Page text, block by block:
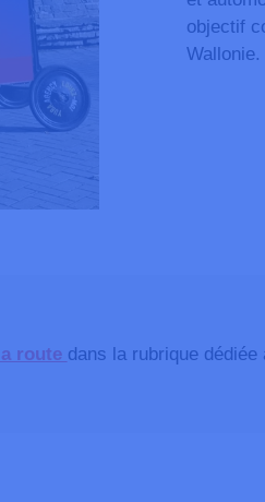
objectif
Wallonie.
route dans la rubrique dédiée